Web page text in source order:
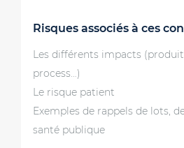
Risques associés à ces
Les différents impacts
process…)
Le risque patient
Exemples de rappels de lots,
santé publique